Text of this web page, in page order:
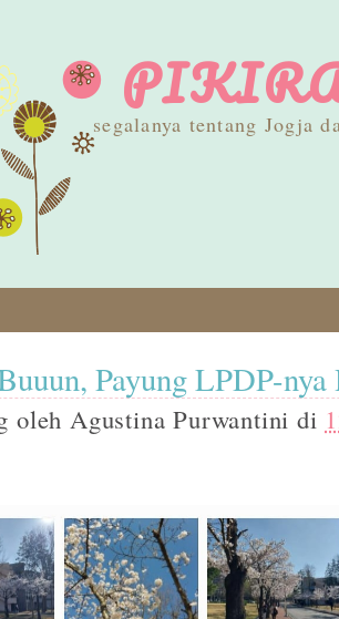
segalanya tentang Jogja
Payung LPDP-
oleh Agustina Purwantini di